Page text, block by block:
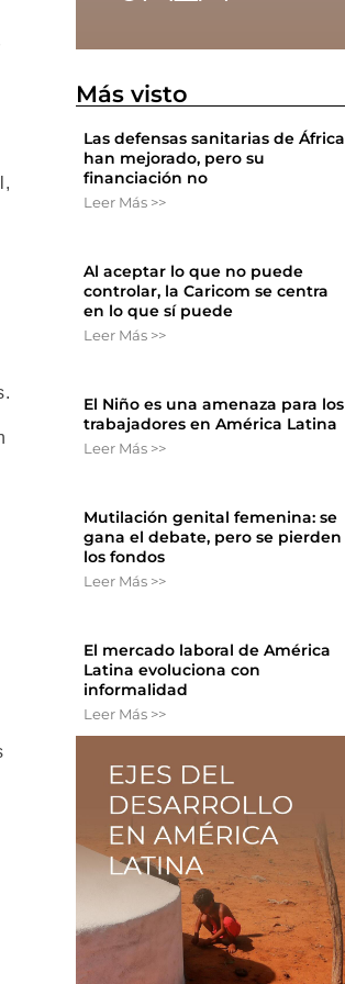
Más visto
Las defensas sanitarias de África
han mejorado, pero su
financiación no
Leer Más >>
Al aceptar lo que no puede
controlar, la Caricom se centra
en lo que sí puede
Leer Más >>
El Niño es una amenaza para los
trabajadores en América Latina
Leer Más >>
Mutilación genital femenina: se
gana el debate, pero se pierden
los fondos
Leer Más >>
El mercado laboral de América
Latina evoluciona con
informalidad
Leer Más >>